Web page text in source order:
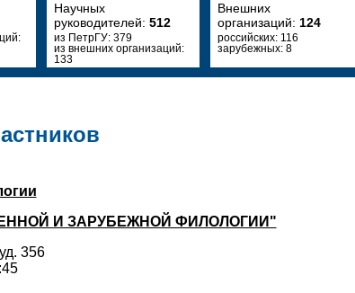
Научных
руководителей: 512
из ПетрГУ: 379
из внешних организаций:
133
Внешних
организаций: 124
российских: 116
зарубежных: 8
И ЗАРУБЕЖНОЙ ФИЛОЛОГИИ"
356